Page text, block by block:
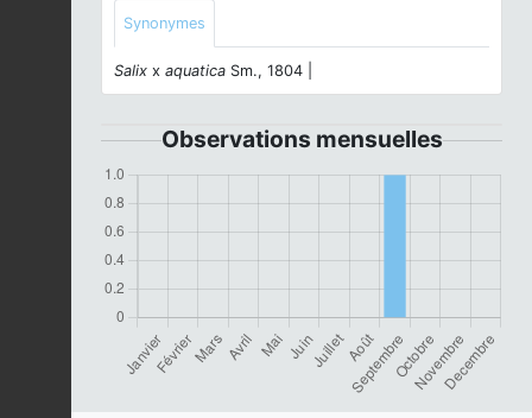
Synonymes
Salix x aquatica Sm., 1804 |
Observations mensuelles